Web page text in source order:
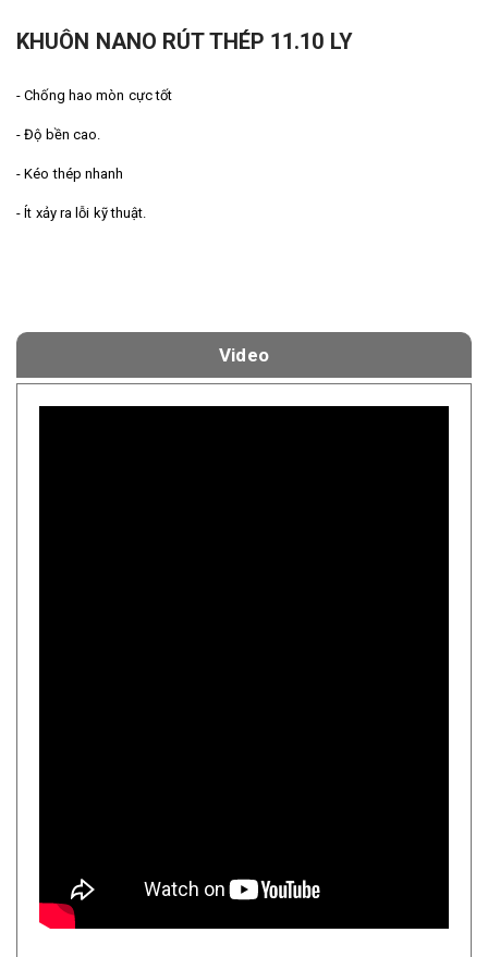
KHUÔN NANO RÚT THÉP 11.10 LY
- Chống hao mòn cực tốt
- Độ bền cao.
- Kéo thép nhanh
- Ít xảy ra lỗi kỹ thuật.
Video